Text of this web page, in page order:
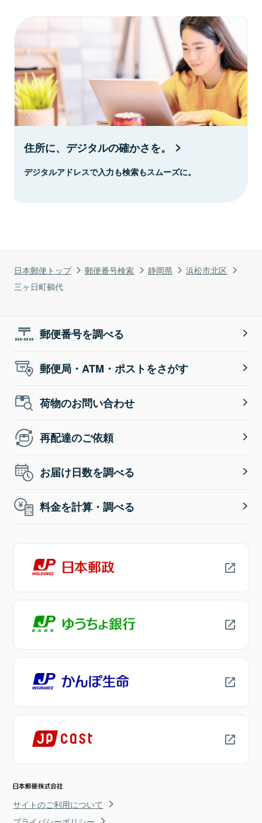
日本郵便トップ 郵便番号検索 静岡県
浜松市北区
三ヶ日町鵺代
住所に、デジタルの確かさを。
デジタルアドレスで入力も検索もスムーズに。
郵便番号を調べる
郵便局・ATM・ポストをさがす
荷物のお問い合わせ
再配達のご依頼
お届け日数を調べる
料金を計算・調べる
サイトのご利用について